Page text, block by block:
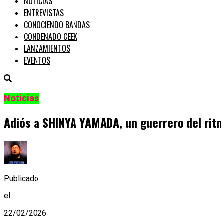
ENTREVISTAS
CONOCIENDO BANDAS
CONDENADO GEEK
LANZAMIENTOS
EVENTOS
Noticias
Adiós a SHINYA YAMADA, un guerrero del
Publicado
el
22/02/2026